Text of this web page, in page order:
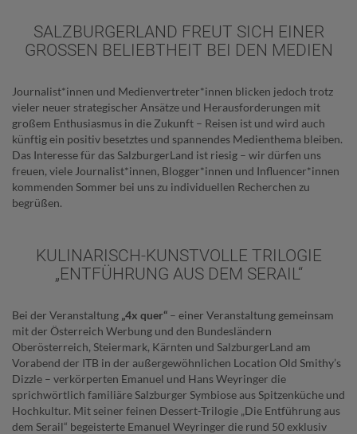
SALZBURGERLAND FREUT SICH EINER
GROSSEN BELIEBTHEIT BEI DEN MEDIEN
Journalist*innen und Medienvertreter*innen blicken jedoch trotz
vieler neuer strategischer Ansätze und Herausforderungen mit
großem Enthusiasmus in die Zukunft – Reisen ist und wird auch
künftig ein positiv besetztes und spannendes Medienthema bleiben.
Das Interesse für das SalzburgerLand ist riesig – wir dürfen uns
freuen, viele Journalist*innen, Blogger*innen und Influencer*innen
kommenden Sommer bei uns zu individuellen Recherchen zu
begrüßen.
KULINARISCH-KUNSTVOLLE TRILOGIE
„ENTFÜHRUNG AUS DEM SERAIL“
Bei der Veranstaltung „4x quer“ – einer Veranstaltung gemeinsam
mit der Österreich Werbung und den Bundesländern
Oberösterreich, Steiermark, Kärnten und SalzburgerLand am
Vorabend der ITB in der außergewöhnlichen Location Old Smithy’s
Dizzle – verkörperten Emanuel und Hans Weyringer die
sprichwörtlich familiäre Salzburger Symbiose aus Spitzenküche und
Hochkultur. Mit seiner feinen Dessert-Trilogie „Die Entführung aus
dem Serail“ begeisterte Emanuel Weyringer die rund 50 exklusiv